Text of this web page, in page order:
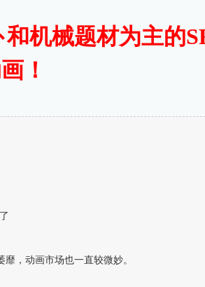
机械题材为主的
！
，动画市场也一直较微妙。